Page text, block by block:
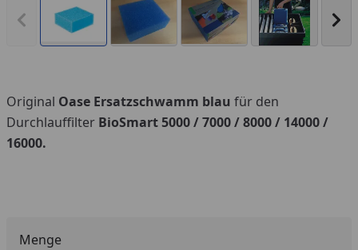
Vorheriges Bild anzeigen
Original Oase Ersatzschwamm blau für den
Durchlauffilter BioSmart 5000 / 7000 / 8000 / 14000 /
16000.
Menge